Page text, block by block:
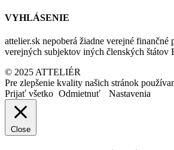
VYHLÁSENIE
attelier.sk nepoberá žiadne verejné
verejných subjektov iných členských štátov
© 2025 ATTELIÉR
Pre zlepšenie kvality našich stránok
Prijať všetko Odmietnuť Nastavenia
Close